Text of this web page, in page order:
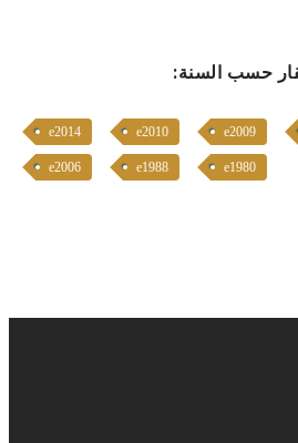
حسب السنة:
e2014 e2010 e2009
e2006 e1988 e1980